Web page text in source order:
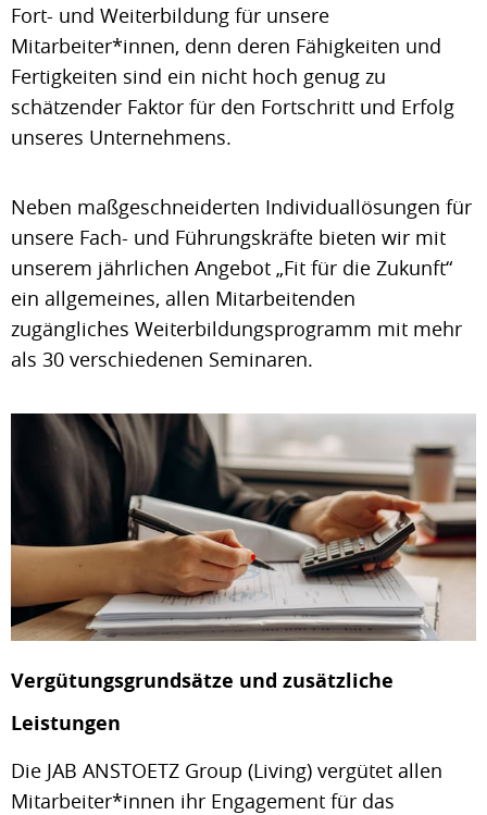
Fort- und Weiterbildung für unsere
Mitarbeiter*innen, denn deren Fähigkeiten und
Fertigkeiten sind ein nicht hoch genug zu
schätzender Faktor für den Fortschritt und Erfolg
unseres Unternehmens.
Neben maßgeschneiderten Individuallösungen für
unsere Fach- und Führungskräfte bieten wir mit
unserem jährlichen Angebot „Fit für die Zukunft“
ein allgemeines, allen Mitarbeitenden
zugängliches Weiterbildungsprogramm mit mehr
als 30 verschiedenen Seminaren.
Vergütungsgrundsätze und zusätzliche
Leistungen
Die JAB ANSTOETZ Group (Living) vergütet allen
Mitarbeiter*innen ihr Engagement für das